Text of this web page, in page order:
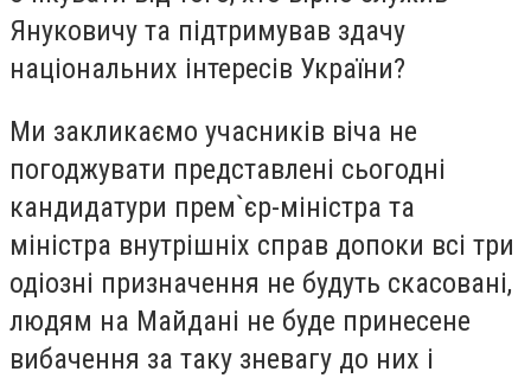
Януковичу та підтримував здачу
національних інтересів України?
Ми закликаємо учасників віча не
погоджувати представлені сьогодні
кандидатури прем`єр-міністра та
міністра внутрішніх справ допоки всі три
одіозні призначення не будуть скасовані,
людям на Майдані не буде принесене
вибачення за таку зневагу до них і